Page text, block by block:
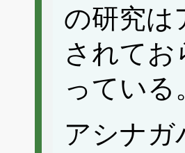
の研究は
されてお
っている
アシナガ